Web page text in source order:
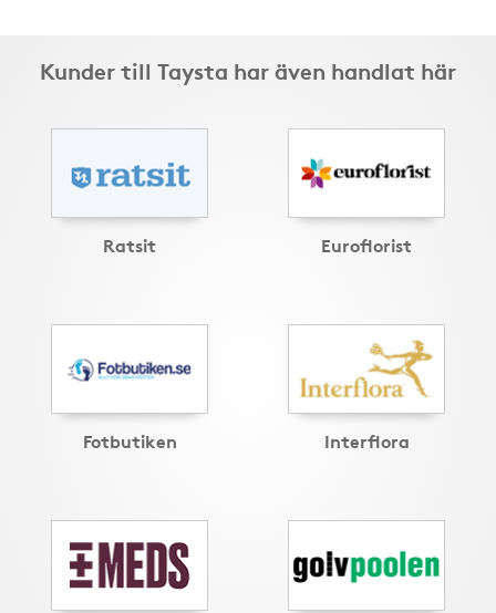
Kunder till Taysta har även handlat här
Ratsit Euroflorist
Fotbutiken Interflora